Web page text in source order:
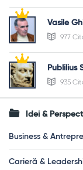
Vasile
977
Publilius
935
Idei &
Business &
Carieră &